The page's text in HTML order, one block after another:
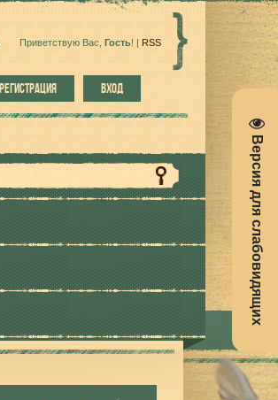
Версия для слабовидящих
Приветствую Вас Гость! | RSS
РЕГИСТРАЦИЯ ВХОД